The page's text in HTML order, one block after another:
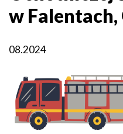
w Falentach,
08.2024